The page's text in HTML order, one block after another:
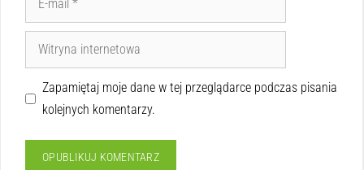
Zapamiętaj moje dane w tej przeglądarce podczas pisania
kolejnych komentarzy.